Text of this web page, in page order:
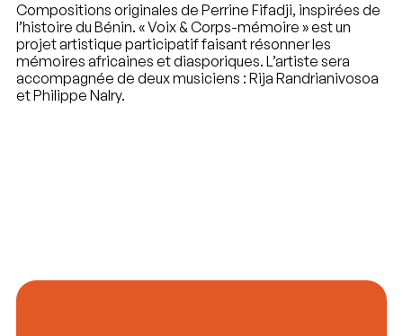
Compositions originales de Perrine Fifadji, inspirées de
l’histoire du Bénin. « Voix & Corps-mémoire » est un
projet artistique participatif faisant résonner les
mémoires africaines et diasporiques. L’artiste sera
accompagnée de deux musiciens : Rija Randrianivosoa
et Philippe Nalry.